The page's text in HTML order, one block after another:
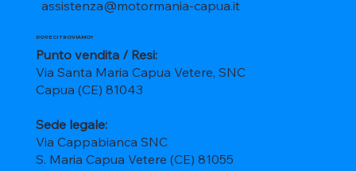
assistenza@motormania-capua.it
DOVE CI TROVIAMO?
Punto vendita / Resi:
Via Santa Maria Capua Vetere, SNC
Capua (CE) 81043
Sede legale:
Via Cappabianca SNC
S. Maria Capua Vetere (CE) 81055